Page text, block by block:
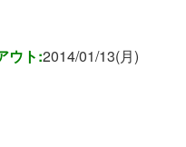
ウト:2014/01/13(月)